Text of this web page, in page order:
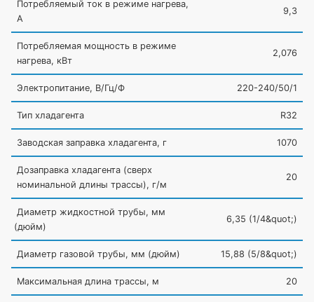
Потребляемый ток в режиме нагрева,
А
9,3
Потребляемая мощность в режиме
нагрева, кВт
2,076
Электропитание, В/Гц/Ф 220-240/50/1
Тип хладагента R32
Заводская заправка хладагента, г 1070
Дозаправка хладагента (сверх
номинальной длины трассы), г/м
20
Диаметр жидкостной трубы, мм
(дюйм)
6,35 (1/4&quot;)
Диаметр газовой трубы, мм (дюйм) 15,88 (5/8&quot;)
Максимальная длина трассы, м 20